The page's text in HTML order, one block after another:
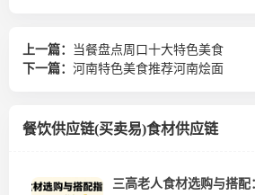
上一篇：
当餐盘点周口十大特色美食
下一篇： 河南特色美食推荐河南烩面
餐饮供应链(买卖易)食材供应链
三高老人食材选购与搭